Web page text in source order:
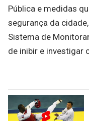
Pública e medidas
segurança da
Sistema de
de inibir e investigar